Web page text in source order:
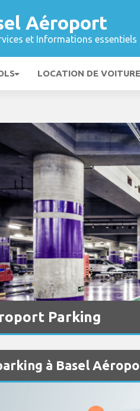
Aéroport
et Informations essentiels
LOCATION DE
Parking
à Basel